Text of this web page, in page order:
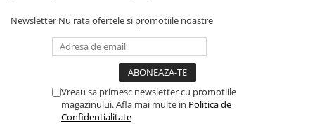
Newsletter Nu rata ofertele si promotiile noastre
Vreau sa primesc newsletter cu promotiile
magazinului. Afla mai multe in Politica de
Confidentialitate